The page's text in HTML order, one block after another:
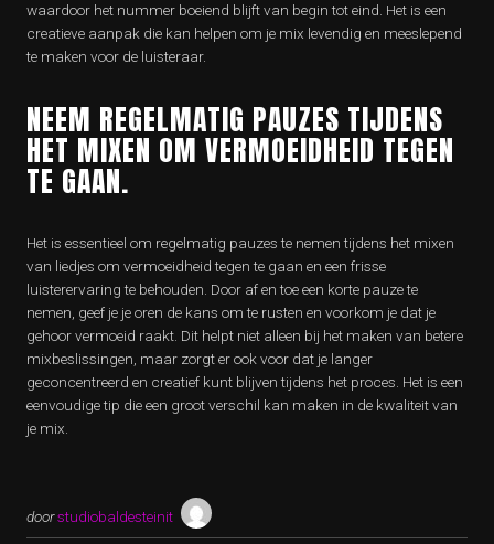
waardoor het nummer boeiend blijft van begin tot eind. Het is een
creatieve aanpak die kan helpen om je mix levendig en meeslepend
te maken voor de luisteraar.
NEEM REGELMATIG PAUZES TIJDENS
HET MIXEN OM VERMOEIDHEID TEGEN
TE GAAN.
Het is essentieel om regelmatig pauzes te nemen tijdens het mixen
van liedjes om vermoeidheid tegen te gaan en een frisse
luisterervaring te behouden. Door af en toe een korte pauze te
nemen, geef je je oren de kans om te rusten en voorkom je dat je
gehoor vermoeid raakt. Dit helpt niet alleen bij het maken van betere
mixbeslissingen, maar zorgt er ook voor dat je langer
geconcentreerd en creatief kunt blijven tijdens het proces. Het is een
eenvoudige tip die een groot verschil kan maken in de kwaliteit van
je mix.
doorstudiobaldesteinit